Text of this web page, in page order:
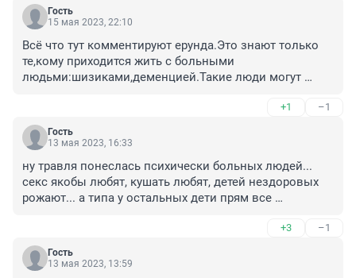
Гость
15 мая 2023, 22:10
Всё что тут комментируют ерунда.Это знают только
те,кому приходится жить с больными
людьми:шизиками,деменцией.Такие люди могут
приходилось чуть в драку не бросаться.А мужчинам
ещё тяжелей это вынести.В гневе он схватился за
нож и прирезал.Вот и всё.Тем более у самого были
+1 –1
Гость
13 мая 2023, 16:33
ну травля понеслась психически больных людей...
секс якобы любят, кушать любят, детей нездоровых
рожают... а типа у остальных дети прям все
возможности пользоваться медициной вот их дети
без лечения и ходят... а если нормально осмотреть
+3 –1
Гость
13 мая 2023, 13:59